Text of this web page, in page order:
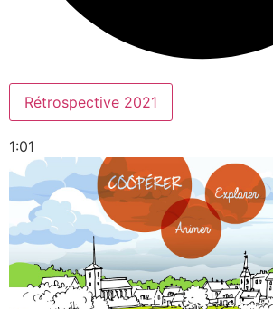
Rétrospective 2021
1:01